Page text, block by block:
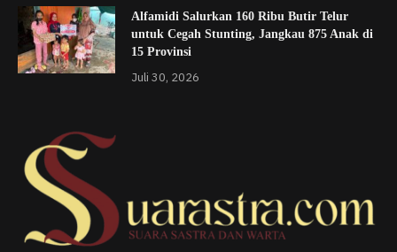
Alfamidi Salurkan 160 Ribu Butir Telur
untuk Cegah Stunting, Jangkau 875 Anak di
15 Provinsi
Juli 30, 2026